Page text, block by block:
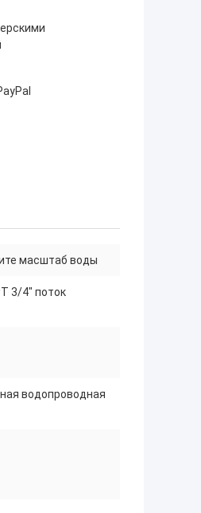
масштаб воды
3/4" поток
водопроводная